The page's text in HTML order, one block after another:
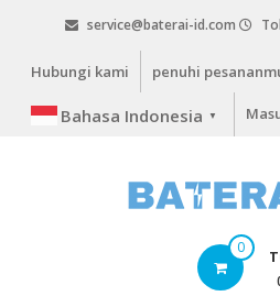
service@baterai-id.com
Hubungi kami penuhi
Bahasa Indonesia ▼
0